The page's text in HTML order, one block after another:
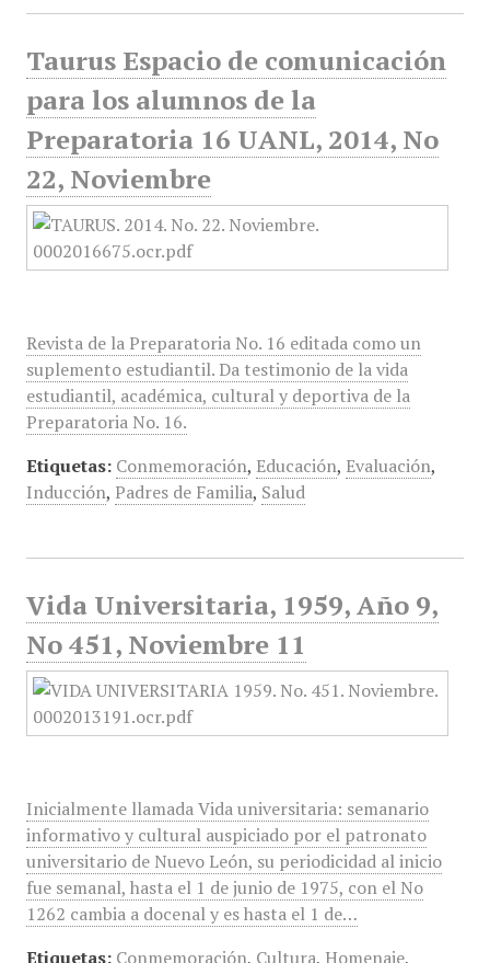
Taurus Espacio de comunicación
para los alumnos de la
Preparatoria 16 UANL, 2014, No
22, Noviembre
Revista de la Preparatoria No. 16 editada como un
suplemento estudiantil. Da testimonio de la vida
estudiantil, académica, cultural y deportiva de la
Preparatoria No. 16.
Etiquetas: Conmemoración, Educación, Evaluación,
Inducción, Padres de Familia, Salud
Vida Universitaria, 1959, Año 9,
No 451, Noviembre 11
Inicialmente llamada Vida universitaria: semanario
informativo y cultural auspiciado por el patronato
universitario de Nuevo León, su periodicidad al inicio
fue semanal, hasta el 1 de junio de 1975, con el No
1262 cambia a docenal y es hasta el 1 de…
Etiquetas: Conmemoración, Cultura, Homenaje,